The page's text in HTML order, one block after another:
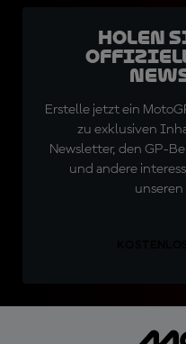
Holen
Erstelle jetzt ein
zu exklusiven
Newsletter, den GP-
und andere